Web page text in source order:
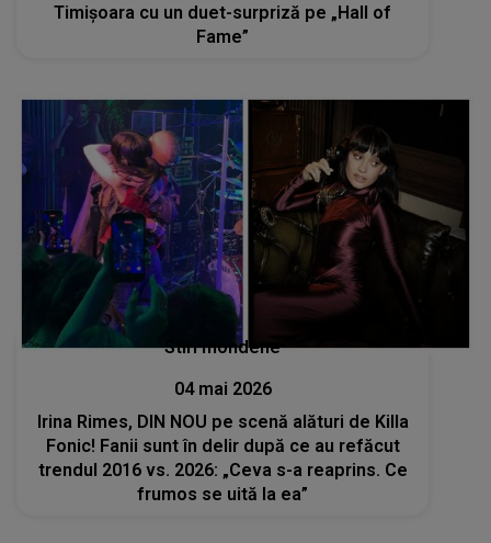
Timișoara cu un duet-surpriză pe „Hall of
Fame”
Stiri mondene
04 mai 2026
Irina Rimes, DIN NOU pe scenă alături de Killa
Fonic! Fanii sunt în delir după ce au refăcut
trendul 2016 vs. 2026: „Ceva s-a reaprins. Ce
frumos se uită la ea”